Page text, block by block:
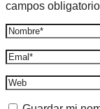
campos